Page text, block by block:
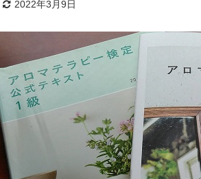
2022年3月9日